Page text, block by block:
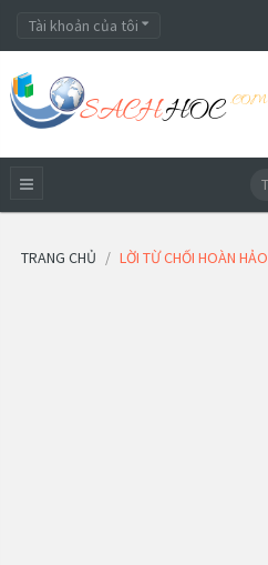
Tài khoản của tôi
TRANG CHỦ LỜI TỪ CHỐI HOÀN HẢO